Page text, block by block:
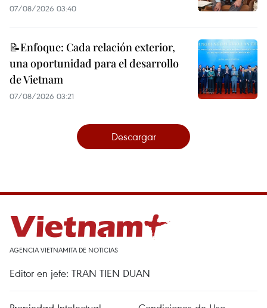
07/08/2026 03:40
📝Enfoque: Cada relación exterior,
una oportunidad para el desarrollo
de Vietnam
07/08/2026 03:21
Descargar
AGENCIA VIETNAMITA DE NOTICIAS
Editor en jefe: TRAN TIEN DUAN